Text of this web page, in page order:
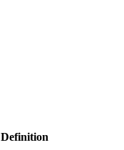
Definition